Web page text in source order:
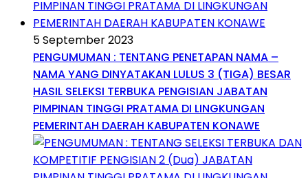
5 September 2023
PENGUMUMAN : TENTANG PENETAPAN NAMA –
NAMA YANG DINYATAKAN LULUS 3 (TIGA) BESAR
HASIL SELEKSI TERBUKA PENGISIAN JABATAN
PIMPINAN TINGGI PRATAMA DI LINGKUNGAN
PEMERINTAH DAERAH KABUPATEN KONAWE